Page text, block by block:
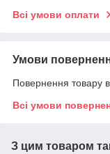
Всі умови оплати
Умови
Повернення товару
Всі умови
З цим товаром